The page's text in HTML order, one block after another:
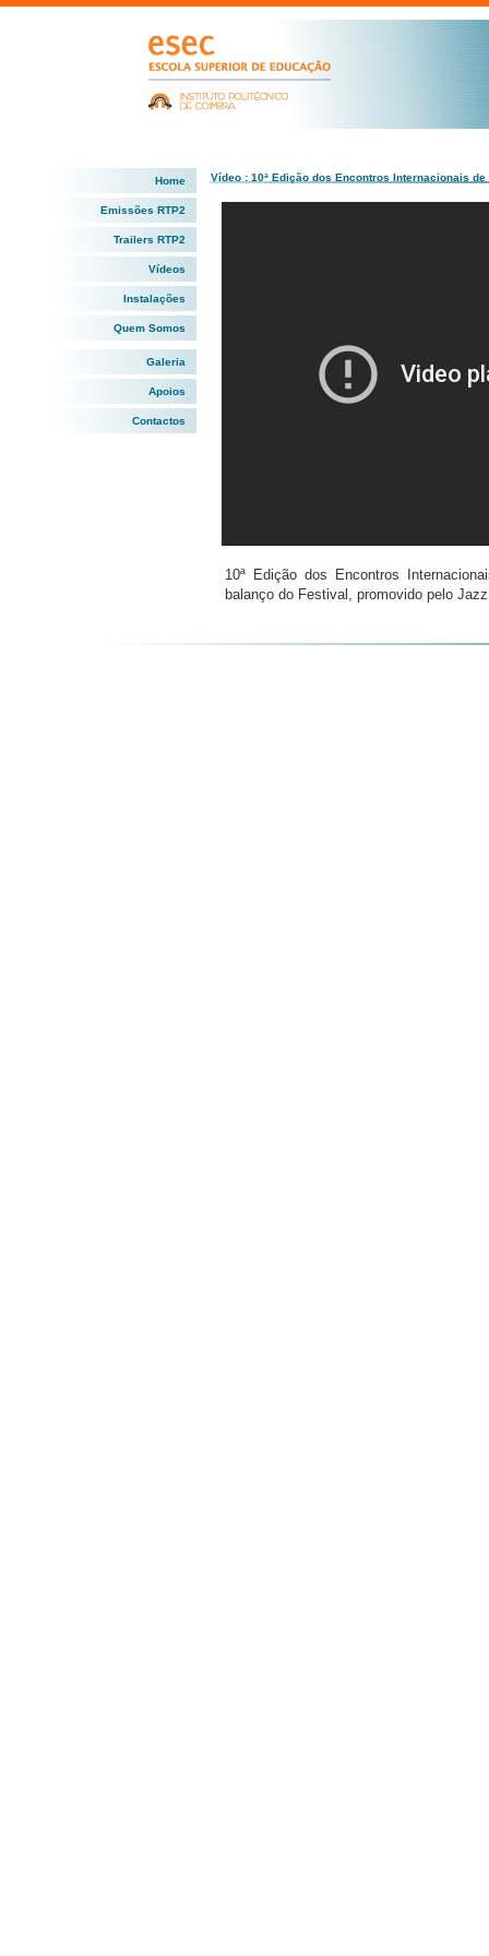
Home
Emissões RTP2
Trailers RTP2
Vídeos
Instalações
Quem Somos
Galeria
Apoios
Contactos
Vídeo : 10ª Edição dos Encontros Internacionais de
10ª Edição dos Encontros
balanço do Festival, promovido pelo